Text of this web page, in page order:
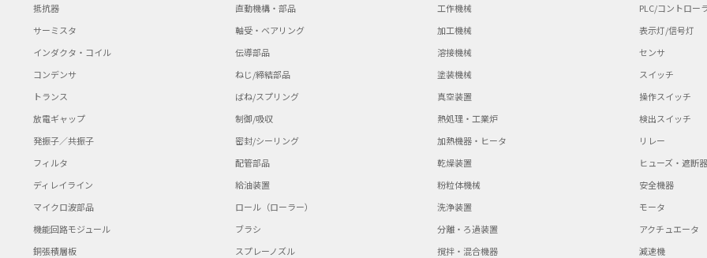
抵抗器
サーミスタ
インダクタ・コイル
コンデンサ
トランス
放電ギャップ
発振子／共振子
フィルタ
ディレイライン
マイクロ波部品
機能回路モジュール
銅張積層板
直動機構・部品
軸受・ベアリング
伝導部品
ねじ/締結部品
ばね/スプリング
制御/吸収
密封/シーリング
配管部品
給油装置
ロール（ローラー）
ブラシ
スプレーノズル
工作機械
加工機械
溶接機械
塗装機械
真空装置
熱処理・工業炉
加熱機器・ヒータ
乾燥装置
粉粒体機械
洗浄装置
分離・ろ過装置
撹拌・混合機器
PLC/コントロー
表示灯/信号灯
センサ
スイッチ
操作スイッチ
検出スイッチ
リレー
ヒューズ・遮断器
安全機器
モータ
アクチュエータ
減速機